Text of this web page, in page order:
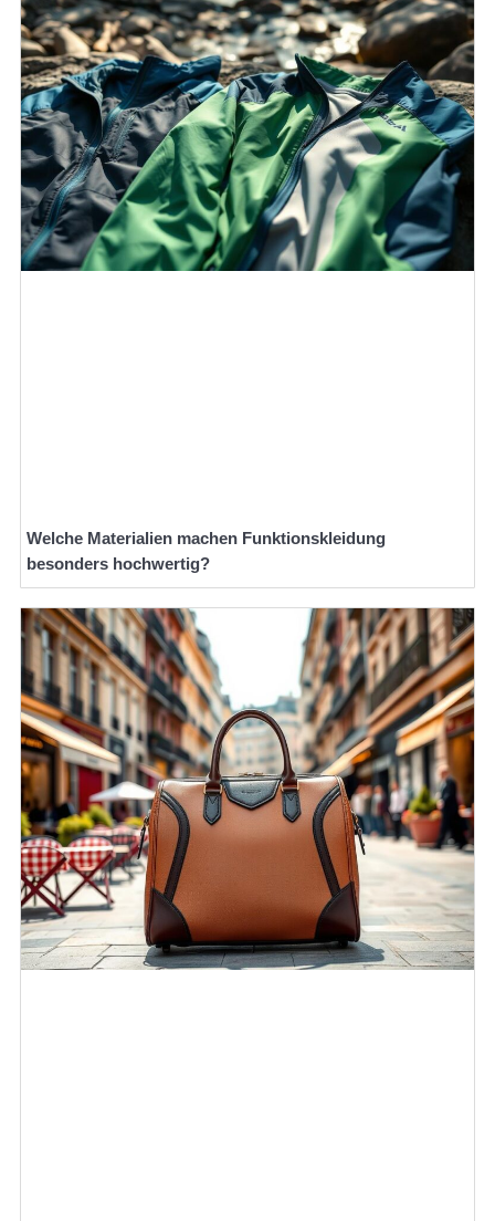
Welche Materialien machen Funktionskleidung
besonders hochwertig?